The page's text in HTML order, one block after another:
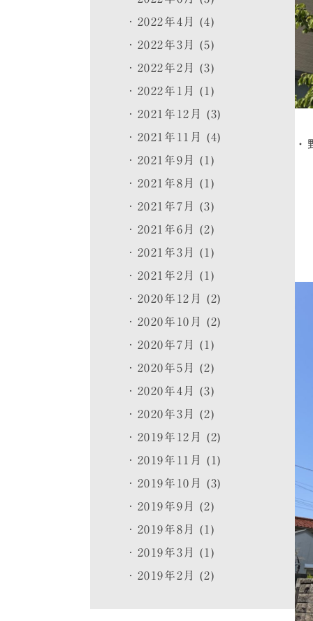
2022年4月 (4)
2022年3月 (5)
2022年2月 (3)
2022年1月 (1)
2021年12月 (3)
2021年11月 (4)
2021年9月 (1)
2021年8月 (1)
2021年7月 (3)
2021年6月 (2)
2021年3月 (1)
2021年2月 (1)
2020年12月 (2)
2020年10月 (2)
2020年7月 (1)
2020年5月 (2)
2020年4月 (3)
2020年3月 (2)
2019年12月 (2)
2019年11月 (1)
2019年10月 (3)
2019年9月 (2)
2019年8月 (1)
2019年3月 (1)
2019年2月 (2)
・